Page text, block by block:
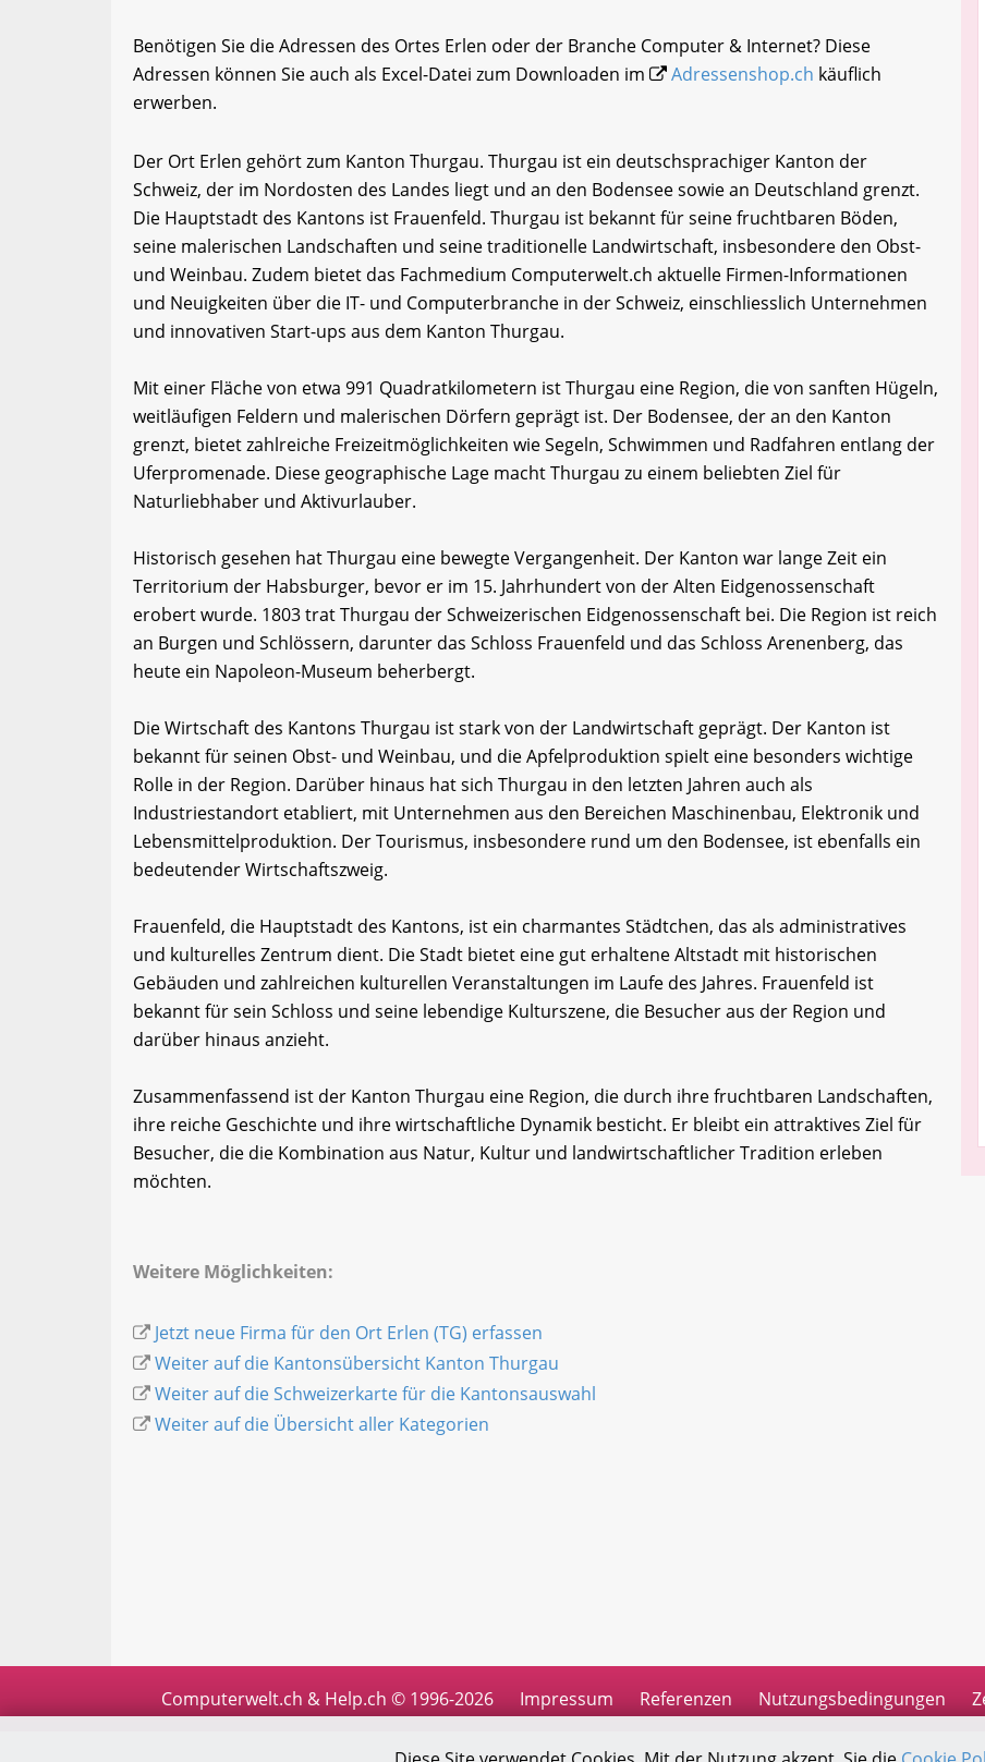
Benötigen Sie die Adressen des Ortes Erlen oder der Branche Computer & Internet? Diese
Adressen können Sie auch als Excel-Datei zum Downloaden im
Adressenshop.ch käuflich
erwerben.
Der Ort Erlen gehört zum Kanton Thurgau. Thurgau ist ein deutschsprachiger Kanton der
Schweiz, der im Nordosten des Landes liegt und an den Bodensee sowie an Deutschland grenzt.
Die Hauptstadt des Kantons ist Frauenfeld. Thurgau ist bekannt für seine fruchtbaren Böden,
seine malerischen Landschaften und seine traditionelle Landwirtschaft, insbesondere den Obst-
und Weinbau. Zudem bietet das Fachmedium Computerwelt.ch aktuelle Firmen-Informationen
und Neuigkeiten über die IT- und Computerbranche in der Schweiz, einschliesslich Unternehmen
und innovativen Start-ups aus dem Kanton Thurgau.
Mit einer Fläche von etwa 991 Quadratkilometern ist Thurgau eine Region, die von sanften Hügeln,
weitläufigen Feldern und malerischen Dörfern geprägt ist. Der Bodensee, der an den Kanton
grenzt, bietet zahlreiche Freizeitmöglichkeiten wie Segeln, Schwimmen und Radfahren entlang der
Uferpromenade. Diese geographische Lage macht Thurgau zu einem beliebten Ziel für
Naturliebhaber und Aktivurlauber.
Historisch gesehen hat Thurgau eine bewegte Vergangenheit. Der Kanton war lange Zeit ein
Territorium der Habsburger, bevor er im 15. Jahrhundert von der Alten Eidgenossenschaft
erobert wurde. 1803 trat Thurgau der Schweizerischen Eidgenossenschaft bei. Die Region ist reich
an Burgen und Schlössern, darunter das Schloss Frauenfeld und das Schloss Arenenberg, das
heute ein Napoleon-Museum beherbergt.
Die Wirtschaft des Kantons Thurgau ist stark von der Landwirtschaft geprägt. Der Kanton ist
bekannt für seinen Obst- und Weinbau, und die Apfelproduktion spielt eine besonders wichtige
Rolle in der Region. Darüber hinaus hat sich Thurgau in den letzten Jahren auch als
Industriestandort etabliert, mit Unternehmen aus den Bereichen Maschinenbau, Elektronik und
Lebensmittelproduktion. Der Tourismus, insbesondere rund um den Bodensee, ist ebenfalls ein
bedeutender Wirtschaftszweig.
Frauenfeld, die Hauptstadt des Kantons, ist ein charmantes Städtchen, das als administratives
und kulturelles Zentrum dient. Die Stadt bietet eine gut erhaltene Altstadt mit historischen
Gebäuden und zahlreichen kulturellen Veranstaltungen im Laufe des Jahres. Frauenfeld ist
bekannt für sein Schloss und seine lebendige Kulturszene, die Besucher aus der Region und
darüber hinaus anzieht.
Zusammenfassend ist der Kanton Thurgau eine Region, die durch ihre fruchtbaren Landschaften,
ihre reiche Geschichte und ihre wirtschaftliche Dynamik besticht. Er bleibt ein attraktives Ziel für
Besucher, die die Kombination aus Natur, Kultur und landwirtschaftlicher Tradition erleben
möchten.
Weitere Möglichkeiten:
Jetzt neue Firma für den Ort Erlen (TG) erfassen
Weiter auf die Kantonsübersicht Kanton Thurgau
Weiter auf die Schweizerkarte für die Kantonsauswahl
Weiter auf die Übersicht aller Kategorien
Computerwelt.ch & Help.ch © 1996-2026 Impressum Referenzen Nutzungsbedingungen